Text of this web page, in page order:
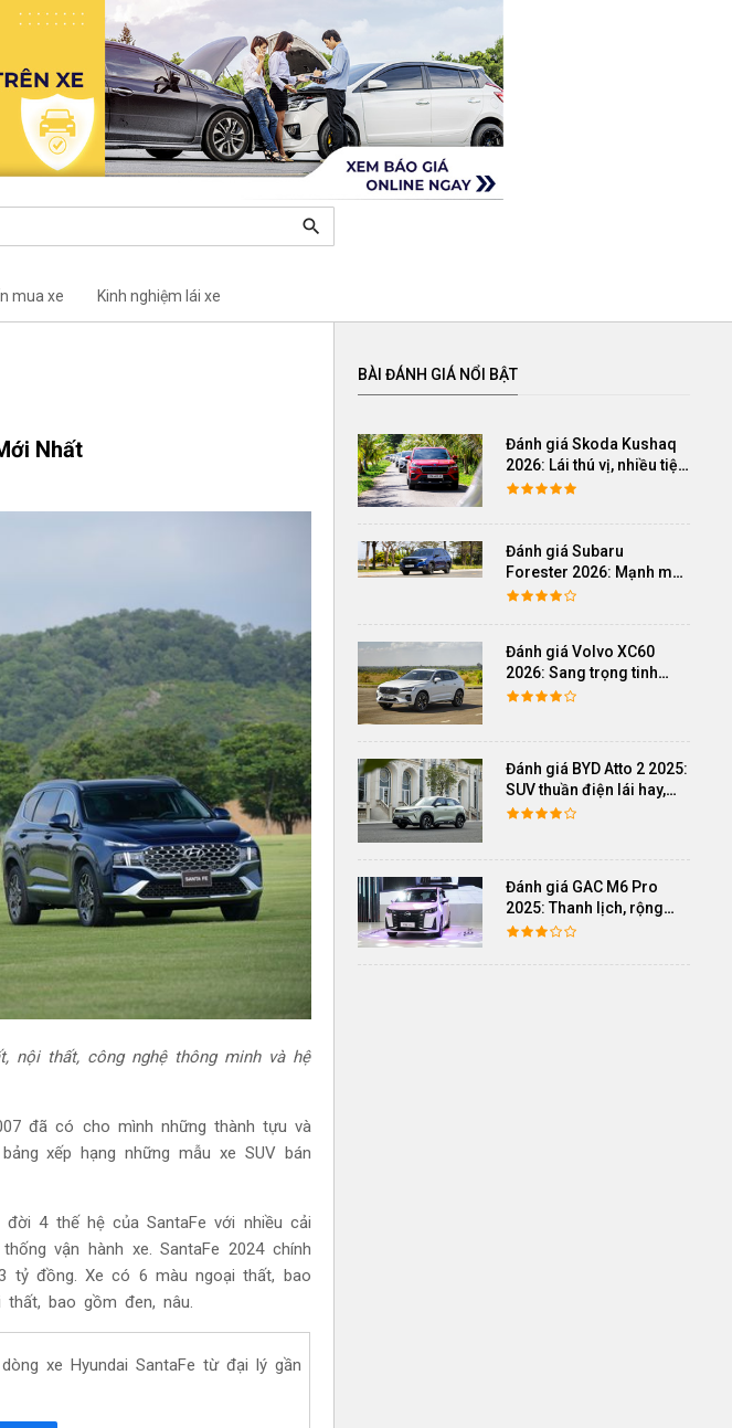
search
mua xe Kinh nghiệm lái xe
Nhất
nội thất, công nghệ thông minh và hệ
đã có cho mình những thành tựu và
xếp hạng những mẫu xe SUV bán
đời 4 thế hệ của SantaFe với nhiều cải
vận hành xe. SantaFe 2024 chính
tỷ đồng. Xe có 6 màu ngoại thất, bao
bao gồm đen, nâu.
dòng xe Hyundai SantaFe từ đại lý gần
BÀI ĐÁNH GIÁ NỔI BẬT
Đánh giá Skoda Kushaq
2026: Lái thú vị, nhiều tiện
nghi, giá cạnh tranh
Đánh giá Subaru
Forester 2026: Mạnh mẽ,
êm ái đi cùng hệ thống
Đánh giá Volvo XC60
2026: Sang trọng tinh
giản, an toàn và đủ khác
Đánh giá BYD Atto 2 2025:
SUV thuần điện lái hay,
cách âm vượt trội
Đánh giá GAC M6 Pro
2025: Thanh lịch, rộng
rãi, đầy đủ tiện nghi, vận